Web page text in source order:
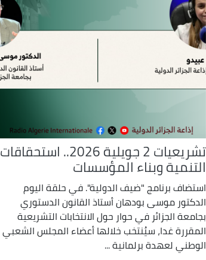
تشريعيات 2 جويلية 2026.. استحقاقات
التنمية وبناء المؤسسات
استضاف برنامج "ضيف الدولية". في حلقة اليوم
الدكتور موسى بودهان أستاذ القانون الدستوري
بجامعة الجزائر في حوار حول الانتخابات التشريعية
المقررة غدا، سيُنتخب خلالها أعضاء المجلس الشعبي
الوطني لعهدة برلمانية ...